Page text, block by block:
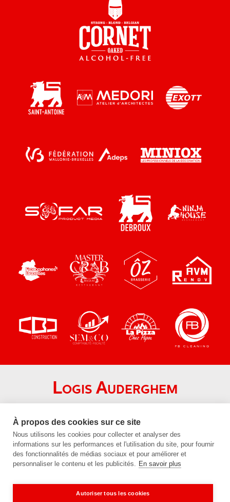
Logis Auderghem
1160 Auderghem
+32 (0)2 672 24 21
info@logis-auderghem.be
BE96 1430 9818 3505
À propos des cookies sur ce site
Nous utilisons les cookies pour collecter et analyser des
informations sur les performances et l'utilisation du site, pour fournir
des fonctionnalités de médias sociaux et pour améliorer et
personnaliser le contenu et les publicités. En savoir plus
Autoriser tous les cookies